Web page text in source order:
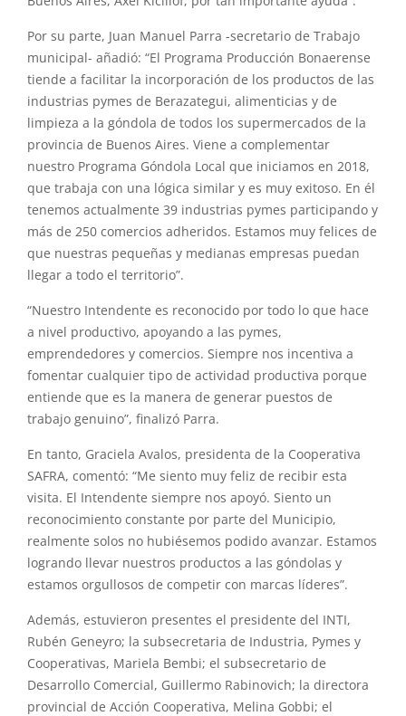
Por su parte, Juan Manuel Parra -secretario de Trabajo
municipal- añadió: “El Programa Producción Bonaerense
tiende a facilitar la incorporación de los productos de las
industrias pymes de Berazategui, alimenticias y de
limpieza a la góndola de todos los supermercados de la
provincia de Buenos Aires. Viene a complementar
nuestro Programa Góndola Local que iniciamos en 2018,
que trabaja con una lógica similar y es muy exitoso. En él
tenemos actualmente 39 industrias pymes participando y
más de 250 comercios adheridos. Estamos muy felices de
que nuestras pequeñas y medianas empresas puedan
llegar a todo el territorio”.
“Nuestro Intendente es reconocido por todo lo que hace
a nivel productivo, apoyando a las pymes,
emprendedores y comercios. Siempre nos incentiva a
fomentar cualquier tipo de actividad productiva porque
entiende que es la manera de generar puestos de
trabajo genuino”, finalizó Parra.
En tanto, Graciela Avalos, presidenta de la Cooperativa
SAFRA, comentó: “Me siento muy feliz de recibir esta
visita. El Intendente siempre nos apoyó. Siento un
reconocimiento constante por parte del Municipio,
realmente solos no hubiésemos podido avanzar. Estamos
logrando llevar nuestros productos a las góndolas y
estamos orgullosos de competir con marcas líderes”.
Además, estuvieron presentes el presidente del INTI,
Rubén Geneyro; la subsecretaria de Industria, Pymes y
Cooperativas, Mariela Bembi; el subsecretario de
Desarrollo Comercial, Guillermo Rabinovich; la directora
provincial de Acción Cooperativa, Melina Gobbi; el